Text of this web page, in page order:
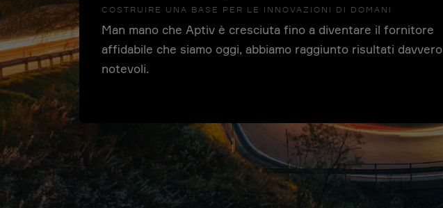
COSTRUIRE UNA BASE PER LE INNOVAZIONI DI DOMANI
Man mano che Aptiv è cresciuta fino a diventare il fornitore
affidabile che siamo oggi, abbiamo raggiunto risultati davvero
notevoli.